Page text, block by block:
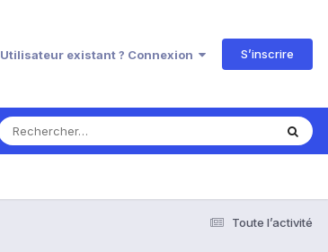
Utilisateur existant ? Connexion S’inscrire
Toute l’activité